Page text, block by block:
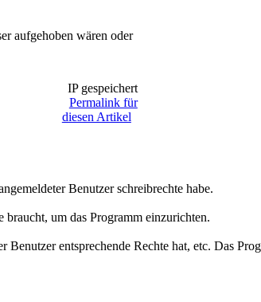
aufgehoben wären oder
IP gespeichert
Permalink für
diesen Artikel
Benutzer schreibrechte habe.
um das Programm einzurichten.
Benutzer entsprechende Rechte hat, etc. Das